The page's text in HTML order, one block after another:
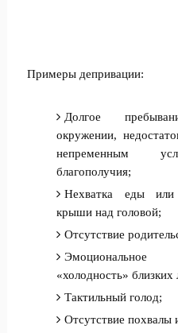
Примеры депривации:
Долгое
окружении,
непременным
благополучия;
Нехватка еды или
крыши над головой;
Отсутствие
«холодность» близких
Тактильный голод;
Отсутствие похвалы